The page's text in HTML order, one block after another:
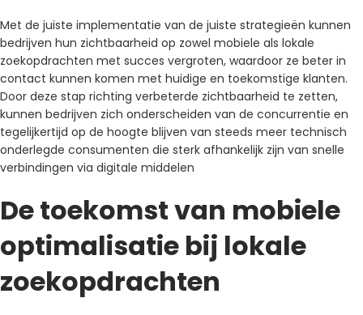
Met de juiste implementatie van de juiste strategieën kunnen
bedrijven hun zichtbaarheid op zowel mobiele als lokale
zoekopdrachten met succes vergroten, waardoor ze beter in
contact kunnen komen met huidige en toekomstige klanten.
Door deze stap richting verbeterde zichtbaarheid te zetten,
kunnen bedrijven zich onderscheiden van de concurrentie en
tegelijkertijd op de hoogte blijven van steeds meer technisch
onderlegde consumenten die sterk afhankelijk zijn van snelle
verbindingen via digitale middelen
De toekomst van mobiele
optimalisatie bij lokale
zoekopdrachten